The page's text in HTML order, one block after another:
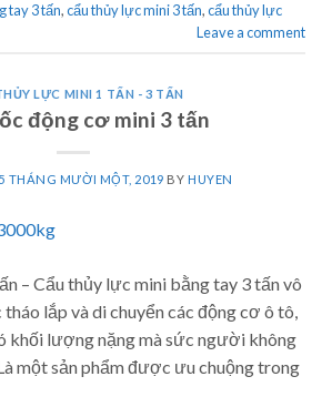
tay 3 tấn,cẩu thủy lực mini 3 tấn,cẩu thủy lực
Leave a comment
LỰC MINI 1 TẤN - 3 TẤN
động cơ mini 3 tấn
THÁNG MƯỜI MỘT, 2019 BY HUYEN
– Cẩu thủy lực mini bằng tay 3 tấn vô
lắp và di chuyển các động cơ ô tô,
khối lượng nặng mà sức người không
một sản phẩm được ưu chuộng trong